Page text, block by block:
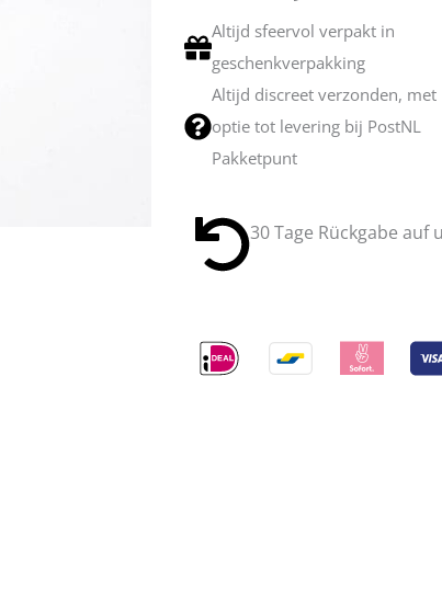
Altijd sfeervol verpakt in
geschenkverpakking
Altijd discreet verzonden, met
optie tot levering bij PostNL
Pakketpunt
30 Tage Rückgabe auf